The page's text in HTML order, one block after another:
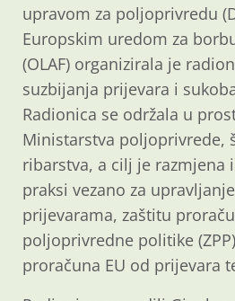
upravom za poljoprivredu
Europskim uredom za
(OLAF) organizirala je
suzbijanja prijevara i
Radionica se održala u
Ministarstva poljoprivrede,
ribarstva, a cilj je razmjena
praksi vezano za
prijevarama, zaštitu
poljoprivredne politike
proračuna EU od prijevara